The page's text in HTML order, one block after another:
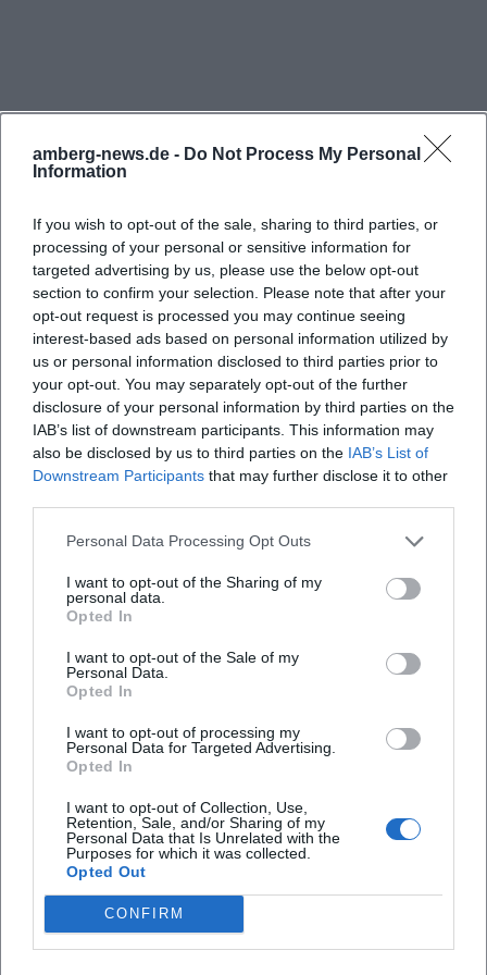
amberg-news.de - Do Not Process My Personal
Information
If you wish to opt-out of the sale, sharing to third parties, or
processing of your personal or sensitive information for
targeted advertising by us, please use the below opt-out
section to confirm your selection. Please note that after your
opt-out request is processed you may continue seeing
interest-based ads based on personal information utilized by
us or personal information disclosed to third parties prior to
your opt-out. You may separately opt-out of the further
disclosure of your personal information by third parties on the
IAB’s list of downstream participants. This information may
also be disclosed by us to third parties on the IAB’s List of
Downstream Participants that may further disclose it to other
Personal Data Processing Opt Outs
I want to opt-out of the Sharing of my
personal data.
Opted In
I want to opt-out of the Sale of my
Personal Data.
Opted In
I want to opt-out of processing my
Personal Data for Targeted Advertising.
Opted In
I want to opt-out of Collection, Use,
Retention, Sale, and/or Sharing of my
Personal Data that Is Unrelated with the
Purposes for which it was collected.
Opted Out
CONFIRM
(https://www.fc-rieden.de/aktuell/?
utm_source=openai))
Veranstaltungen und Events beim 1. FC Rieden
stößt schnell auf einen erstaunlich dichten Mix aus
Turnieren, Camps, Vereinsaktionen und
Sonderformaten. Auf der Startseite und in den
aktuellen Meldungen werden unter anderem das
Sommer-Fußball-Spektakel, das FC-Bayern-
Campus-Training, Bike & Run, das Ladies-Night-
Padel-Turnier sowie verschiedene
Nachwuchsaktionen und Probetrainings gezeigt.
Das ist für die Suchintention Veranstaltung oder
Event besonders wichtig, weil der Verein nicht nur
einzelne Termine anbietet, sondern einen echten
Kalender mit wiederkehrenden Formaten pflegt.
Der Club inszeniert sich damit als Ort, an dem Sport
gefeiert und gemeinschaftlich erlebt wird. ([fc-
rieden.de](https://www.fc-rieden.de/aktuell/?
utm_source=openai))
Auch die jüngere Turnier- und Eventhistorie zeigt,
große sportliche Veranstaltungen ist. Auf der
offiziellen Website ist etwa vom dreitägigen
Sommer-Spektakel die Rede, bei dem 2025 80
Teams in 211 Spielen 659 Tore erzielten, während
2026 beim EDEKA-Wiesmeth Next-Generation-Cup
Häufig gestellte Fragen
Wo finde ich aktuelle Veranstaltungen beim 1. FC
Rieden?
Wie funktionieren Tickets beim 1. FC Rieden?
Wo kann ich beim 1. FC Rieden parken?
Welche Sportangebote gibt es beim 1. FC
Gibt es im 1. FC Rieden ein Lokal für Feiern und
Treffen?
Bewertungen
Kenjegul Mackenzie
18. Juli 2023